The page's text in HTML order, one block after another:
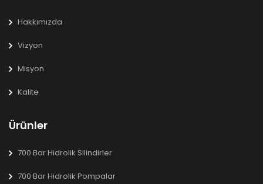
Hakkımızda
Vizyon
Misyon
Kalite
Ürünler
700 Bar Hidrolik Silindirler
700 Bar Hidrolik Pompalar